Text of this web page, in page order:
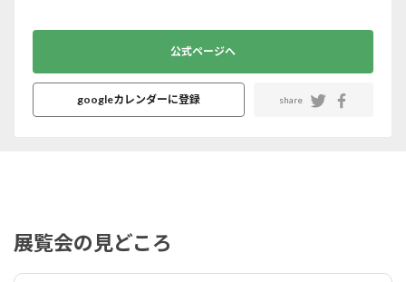
公式ページへ
googleカレンダーに登録 share
展覧会の見どころ